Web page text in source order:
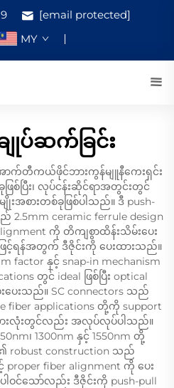
[email protected]
MY
ျုပ်ဆက်ခြင်း
ာက်တီကယ်ဖိုင်ဘားကွန်မျူနီကေးရှင်း
စ်ပြီး၊ လုပ်ငန်းဆိုင်ရာအတွင်းတွင်
းအစားတစ်ခုဖြစ်ပါသည်။ ဒီ push-
2.5mm ceramic ferrule design
ကို တိကျစွာထိန်းသိမ်းပေး
ဖြင့်ရန်အတွက် ဒီဇိုင်းကို ပေးထားသည်။
factor နှင့် snap-in mechanism
တွင် ideal ဖြစ်ပြီး optical
ပေးသည်။ SC connectors သည်
fiber applications တို့ကို support
းအားလုံးတွင်လည်း အလုပ်လုပ်ပါသည်။
၊ 1300nm နှင့် 1550nm တို့
robust construction သည်
proper fiber alignment ကို ပေး
ါဝင်သော်လည်း ဒီဇိုင်းကို push-pull